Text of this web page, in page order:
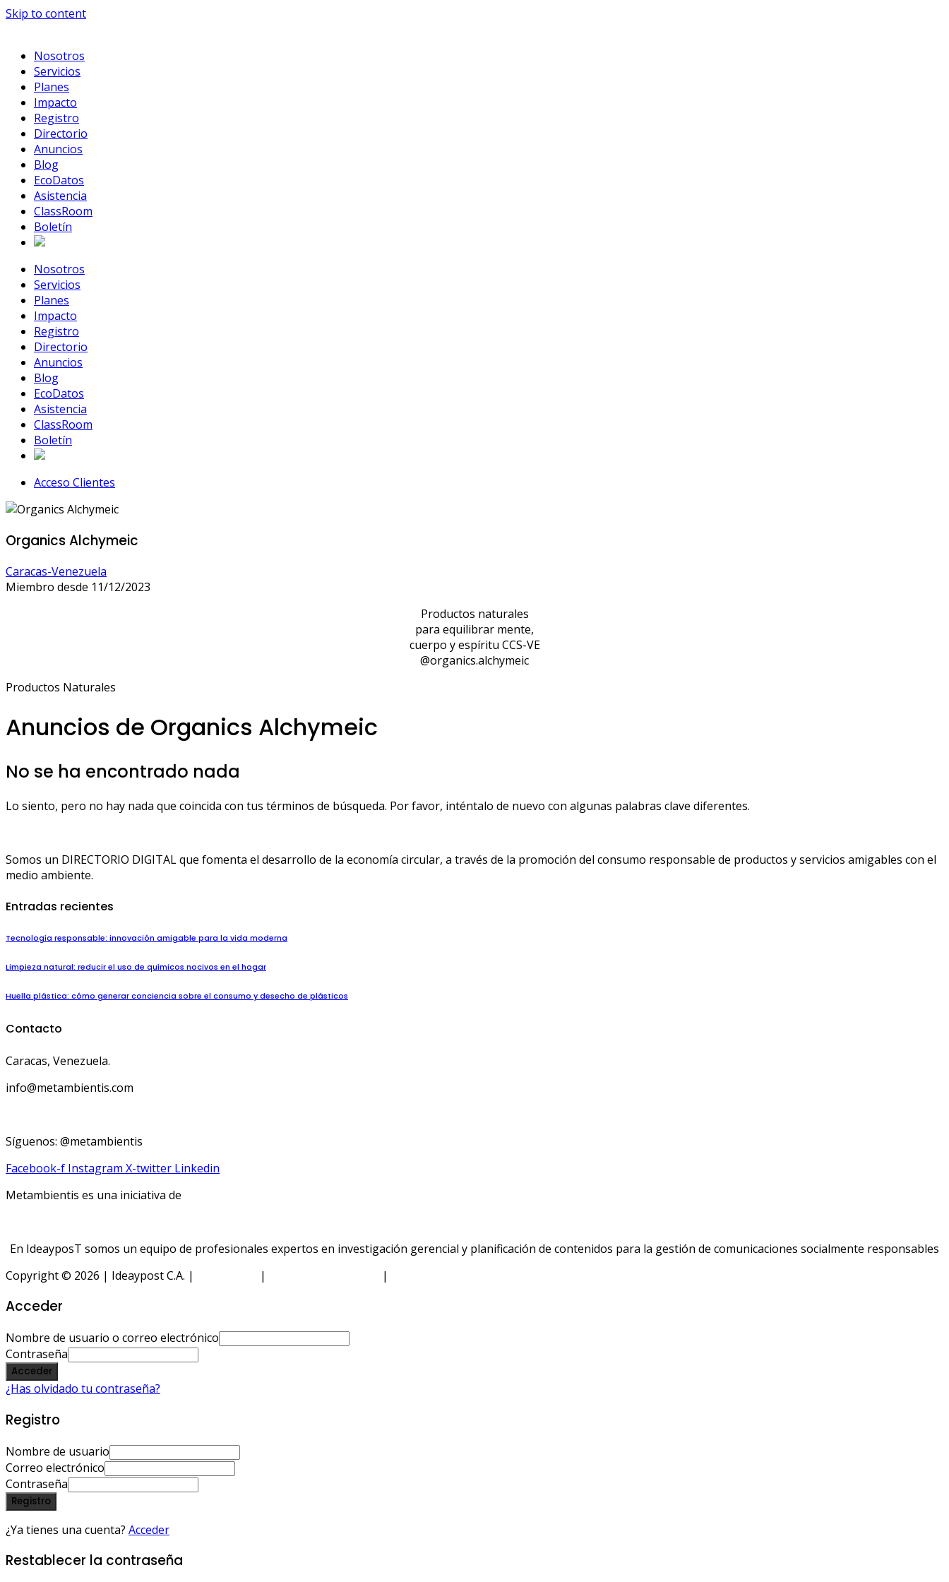
Skip to content
Nosotros
Servicios
Planes
Impacto
Registro
Directorio
Anuncios
Blog
EcoDatos
Asistencia
ClassRoom
Boletín
Nosotros
Servicios
Planes
Impacto
Registro
Directorio
Anuncios
Blog
EcoDatos
Asistencia
ClassRoom
Boletín
Acceso Clientes
Organics Alchymeic
Caracas-Venezuela
Miembro desde 11/12/2023
Productos naturales
para equilibrar mente,
cuerpo y espíritu CCS-VE
@organics.alchymeic
Productos Naturales
Anuncios de Organics Alchymeic
No se ha encontrado nada
Lo siento, pero no hay nada que coincida con tus términos de búsqueda. Por favor, inténtalo de nuevo con algunas palabras clave diferentes.
Somos un DIRECTORIO DIGITAL que fomenta el desarrollo de la economía circular, a través de la promoción del consumo responsable de productos y servicios amigables con el
medio ambiente.
Entradas recientes
Tecnología responsable: innovación amigable para la vida moderna
Limpieza natural: reducir el uso de químicos nocivos en el hogar
Huella plástica: cómo generar conciencia sobre el consumo y desecho de plásticos
Contacto
Caracas, Venezuela.
info@metambientis.com
Síguenos: @metambientis
Facebook-f Instagram X-twitter Linkedin
Metambientis es una iniciativa de
En IdeayposT somos un equipo de profesionales expertos en investigación gerencial y planificación de contenidos para la gestión de comunicaciones socialmente responsables
Copyright © 2026 | Ideaypost C.A. |
| |
Acceder
Nombre de usuario o correo electrónico
Contraseña
Acceder
¿Has olvidado tu contraseña?
Registro
Nombre de usuario
Correo electrónico
Contraseña
Registro
¿Ya tienes una cuenta? Acceder
Restablecer la contraseña